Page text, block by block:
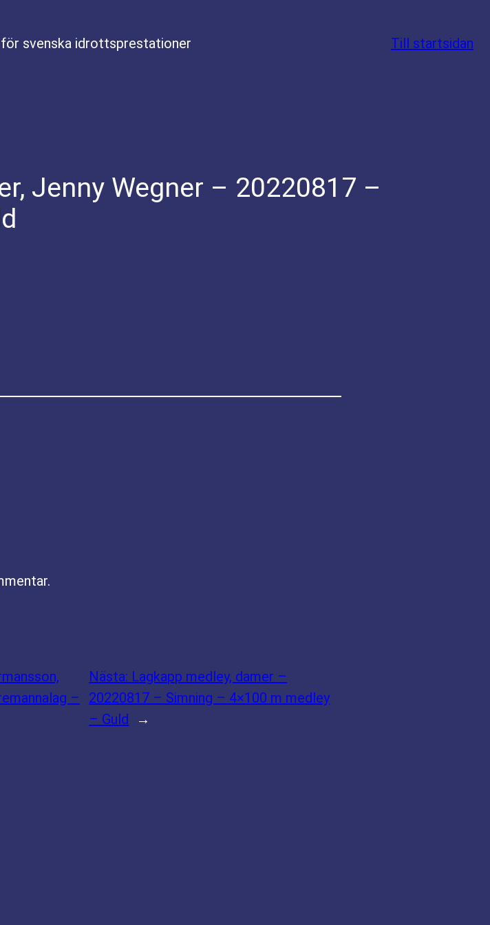
svenska idrottsprestationer Till startsidan
Jenny Wegner – 20220817 –
–
Nästa: Lagkapp medley, damer –
20220817 – Simning – 4×100 m medley
– Guld
→